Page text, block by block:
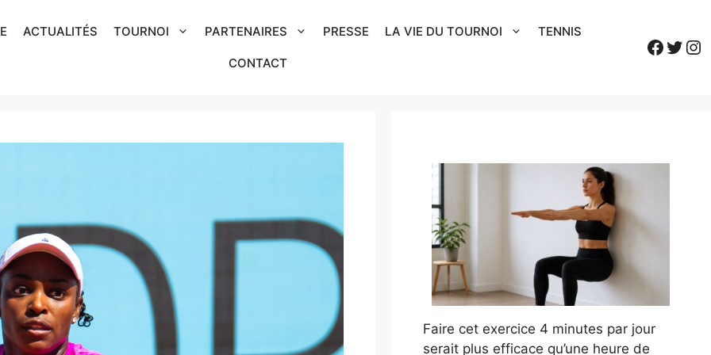
ACTUALITÉS TOURNOI PARTENAIRES PRESSE LA VIE DU TOURNOI TENNIS
CONTACT
Faire cet exercice 4 minutes par jour
serait plus efficace qu’une heure de